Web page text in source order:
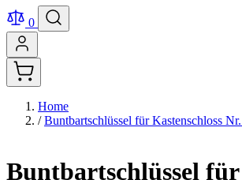
0
Home
/ Buntbartschlüssel für Kastenschloss
Buntbartschlüssel für